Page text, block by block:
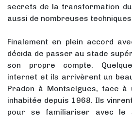
secrets de la transformation
aussi de nombreuses techniques
Finalement en plein accord
décida de passer au stade
son propre compte.
internet et ils arrivèrent un
Pradon à Montselgues, face à
inhabitée depuis 1968. Ils
pour se familiariser avec le